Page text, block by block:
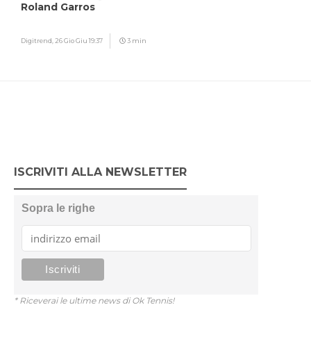
Roland Garros
Digitrend, 26 Gio Giu 19:37 3 min
ISCRIVITI ALLA NEWSLETTER
Sopra le righe
* Riceverai le ultime news di Ok Tennis!